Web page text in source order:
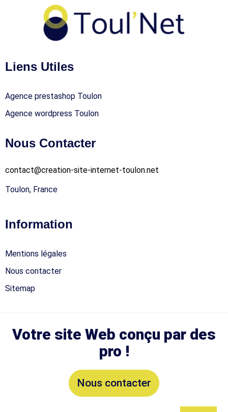
Liens Utiles
Agence prestashop Toulon
Agence wordpress Toulon
Nous Contacter
contact@creation-site-internet-toulon.net
Toulon, France
Information
Mentions légales
Nous contacter
Sitemap
Votre site Web conçu par des
pro !
Nous contacter